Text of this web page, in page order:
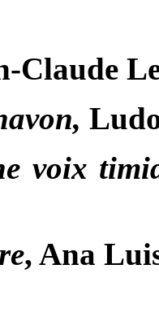
Claude
voix
, Ana